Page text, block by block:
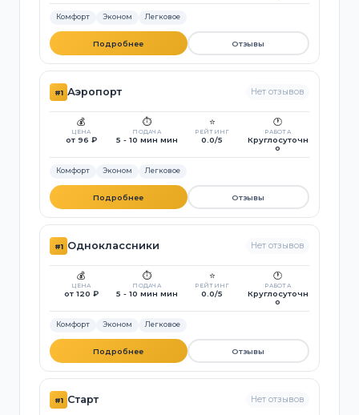
Комфорт Эконом Легковое
Подробнее Отзывы
#1 Аэропорт Нет отзывов
💰
ЦЕНА
от 96 ₽
⏱️
ПОДАЧА
5 - 10 мин мин
⭐
РЕЙТИНГ
0.0/5
🕐
РАБОТА
Круглосуточн
о
Комфорт Эконом Легковое
Подробнее Отзывы
#1 Одноклассники Нет отзывов
💰
ЦЕНА
от 120 ₽
⏱️
ПОДАЧА
5 - 10 мин мин
⭐
РЕЙТИНГ
0.0/5
🕐
РАБОТА
Круглосуточн
о
Комфорт Эконом Легковое
Подробнее Отзывы
#1 Старт Нет отзывов